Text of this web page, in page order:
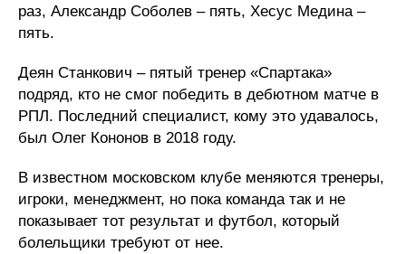
раз, Александр Соболев – пять, Хесус Медина –
пять.
Деян Станкович – пятый тренер «Спартака»
подряд, кто не смог победить в дебютном матче в
РПЛ. Последний специалист, кому это удавалось,
был Олег Кононов в 2018 году.
В известном московском клубе меняются тренеры,
игроки, менеджмент, но пока команда так и не
показывает тот результат и футбол, который
болельщики требуют от нее.